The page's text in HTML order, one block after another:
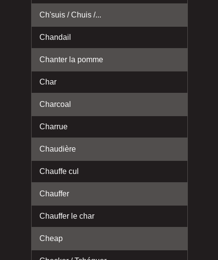
Ch'suis / Chuis /...
Chandail
Chanter la pomme
Char
Charcoal
Charrue
Chaudière
Chauffe cul
Chauffer
Chauffer le char
Cheap